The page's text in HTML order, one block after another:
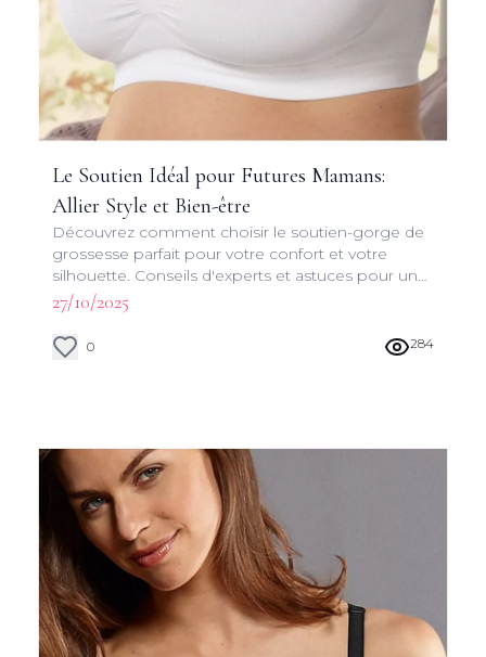
Le Soutien Idéal pour Futures Mamans:
Allier Style et Bien-être
Découvrez comment choisir le soutien-gorge de
grossesse parfait pour votre confort et votre
silhouette. Conseils d'experts et astuces pour une
grossesse stylée et sereine.
27/10/2025
0 284